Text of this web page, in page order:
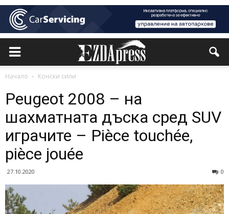
Начало Конски сили
Peugeot 2008 – на
шахматната дъска сред SUV
играчите – Pièce touchée,
pièce jouée
27.10.2020 0